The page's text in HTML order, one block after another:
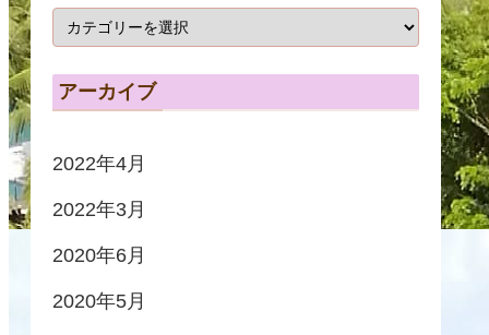
アーカイブ
2022年4月
2022年3月
2020年6月
2020年5月